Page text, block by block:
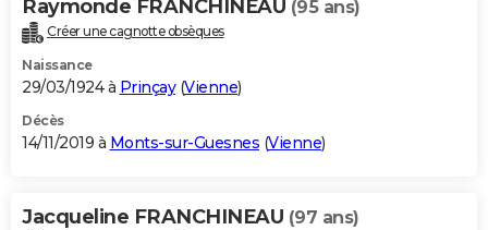
Raymonde FRANCHINEAU (95 ans)
Créer une cagnotte obsèques
Naissance
29/03/1924 à Prinçay(Vienne)
Décès
14/11/2019 à Monts-sur-Guesnes (Vienne)
Jacqueline FRANCHINEAU (97 ans)